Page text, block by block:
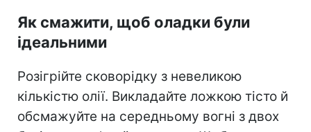
Як смажити, щоб оладки були
ідеальними
Розігрійте сковорідку з невеликою
кількістю олії. Викладайте ложкою тісто й
обсмажуйте на середньому вогні з двох